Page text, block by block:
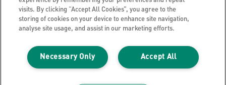
Hinweise zum Verpackungsrecycling
Garantiebedingungen
Konformitätserklärungen
Sitemap
visits. By clicking “Accept All Cookies”, you agree to the
storing of cookies on your device to enhance site navigation,
analyse site usage, and assist in our marketing efforts.
Accept All
Necessary Only